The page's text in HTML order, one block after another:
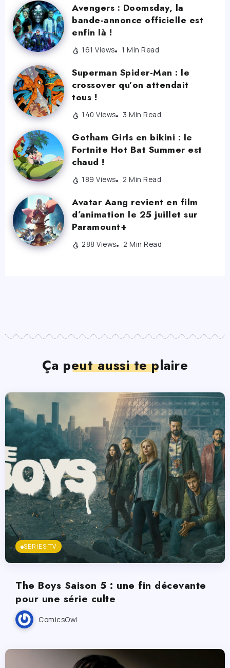
Avengers : Doomsday, la
bande-annonce officielle est
enfin là !
161 Views 1 Min Read
Superman Spider-Man : le
crossover qu’on attendait
tous !
140 Views 3 Min Read
Gotham Girls en bikini : le
Fortnite Hot Bat Summer est
chaud !
189 Views 2 Min Read
Avatar Aang revient en film
d’animation le 25 juillet sur
Paramount+
288 Views 2 Min Read
Ça peut aussi te plaire
SÉRIES TV
The Boys Saison 5 : une fin décevante
pour une série culte
ComicsOwl